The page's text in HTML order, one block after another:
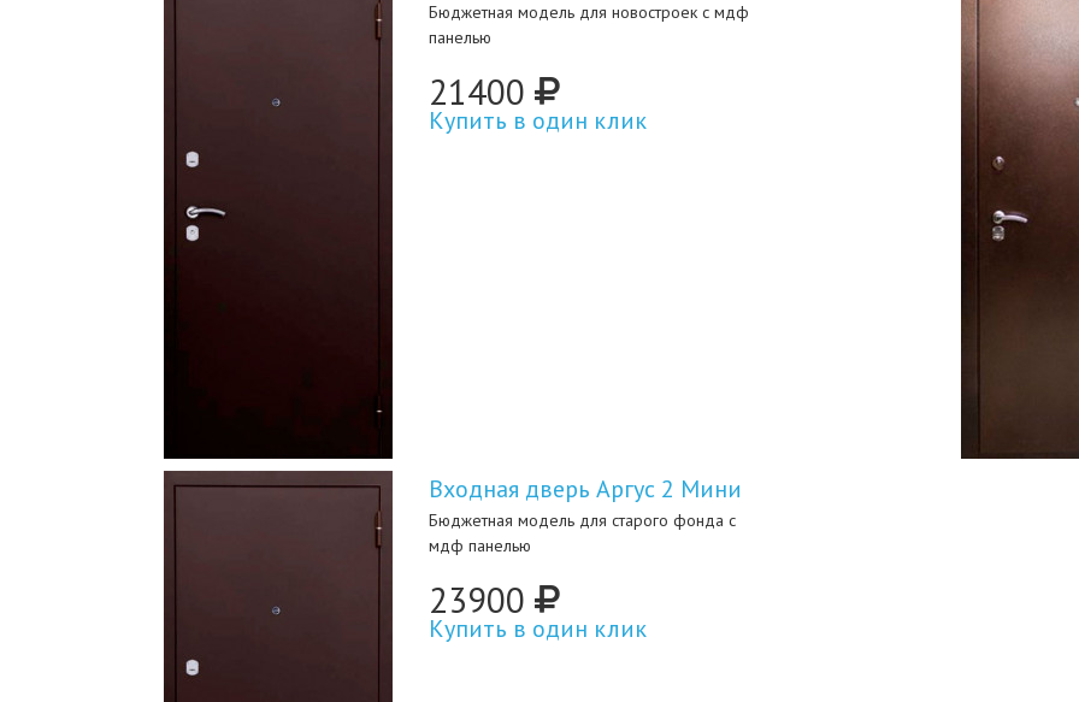
Бюджетная модель для новостроек с мдф
панелью
21400
Купить в один клик
Входная дверь Аргус 2 Мини
Бюджетная модель для старого фонда с
мдф панелью
23900
Купить в один клик